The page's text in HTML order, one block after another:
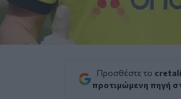
Προσθέστε το
προτιμώμενη πηγή